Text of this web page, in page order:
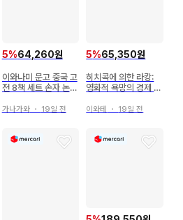
5%64,260원
이와나미 문고 중국 고
전 8책 세트 손자 논어
가나가와・ 19일 전
5%65,350원
히치콕에 의한 라캉:
영화적 욕망의 경제 지
이와테 ・ 19일 전